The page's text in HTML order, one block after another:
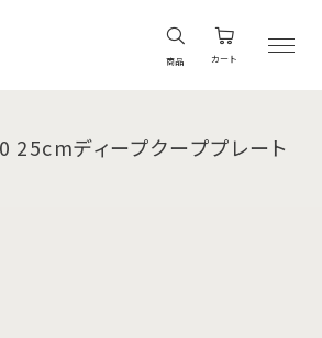
商品 カート
25cmディープクーププレート